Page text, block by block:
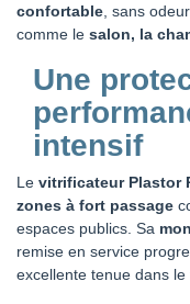
confortable , sans
comme le salon, la
Une
intensif
Le vitrificateur Plastor
zones à fort passage
espaces publics. Sa
remise en service
excellente tenue dans le